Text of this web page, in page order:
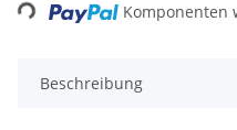
Komponenten
Beschreibung